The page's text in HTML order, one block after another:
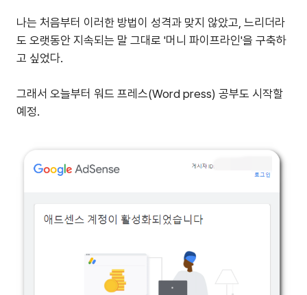
나는 처음부터 이러한 방법이 성격과 맞지 않았고, 느리더라
도 오랫동안 지속되는 말 그대로 '머니 파이프라인'을 구축하
고 싶었다.
그래서 오늘부터 워드 프레스(Word press) 공부도 시작할
예정.